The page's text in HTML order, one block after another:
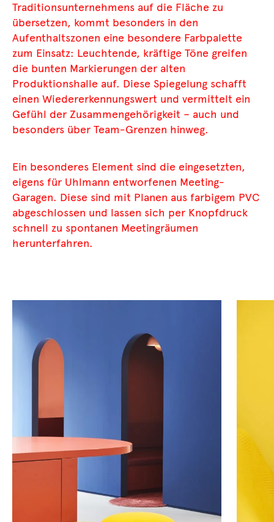
Traditionsunternehmens auf die Fläche zu
übersetzen, kommt besonders in den
Aufenthaltszonen eine besondere Farbpalette
zum Einsatz: Leuchtende, kräftige Töne greifen
die bunten Markierungen der alten
Produktionshalle auf. Diese Spiegelung schafft
einen Wiedererkennungswert und vermittelt ein
Gefühl der Zusammengehörigkeit – auch und
besonders über Team-Grenzen hinweg.
Ein besonderes Element sind die eingesetzten,
eigens für Uhlmann entworfenen Meeting-
Garagen. Diese sind mit Planen aus farbigem PVC
abgeschlossen und lassen sich per Knopfdruck
schnell zu spontanen Meetingräumen
herunterfahren.